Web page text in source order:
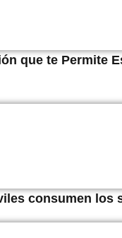
que te Permite
consumen los